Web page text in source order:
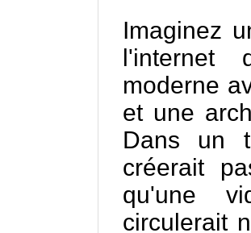
Imaginez
l'internet
moderne
et une
Dans un
créerait
qu'une
circulerait